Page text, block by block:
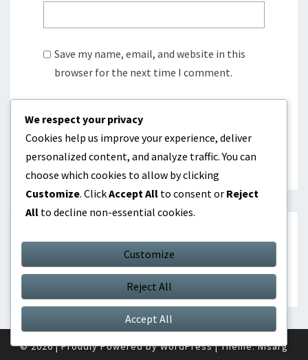
Save my name, email, and website in this
browser for the next time I comment.
Search
Search
© 2026|Proudly Powered byWordPress |Theme:Nisarg
We respect your privacy
Cookies help us improve your experience, deliver
personalized content, and analyze traffic. You can
choose which cookies to allow by clicking
Customize. ClickAccept All to consent or Reject
All to decline non-essential cookies.
Customize
Reject All
Accept All